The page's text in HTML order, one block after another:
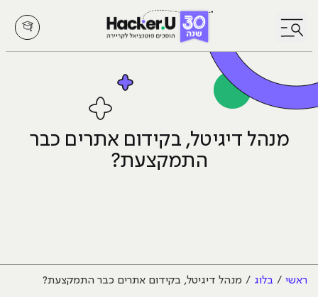
לחץ לפתיחת/סגירת תפריט
מנהל דיגיטל, בקידום אתרים כבר
התמקצעת?
ראשי בלוג מנהל דיגיטל, בקידום אתרים כבר התמקצעת?